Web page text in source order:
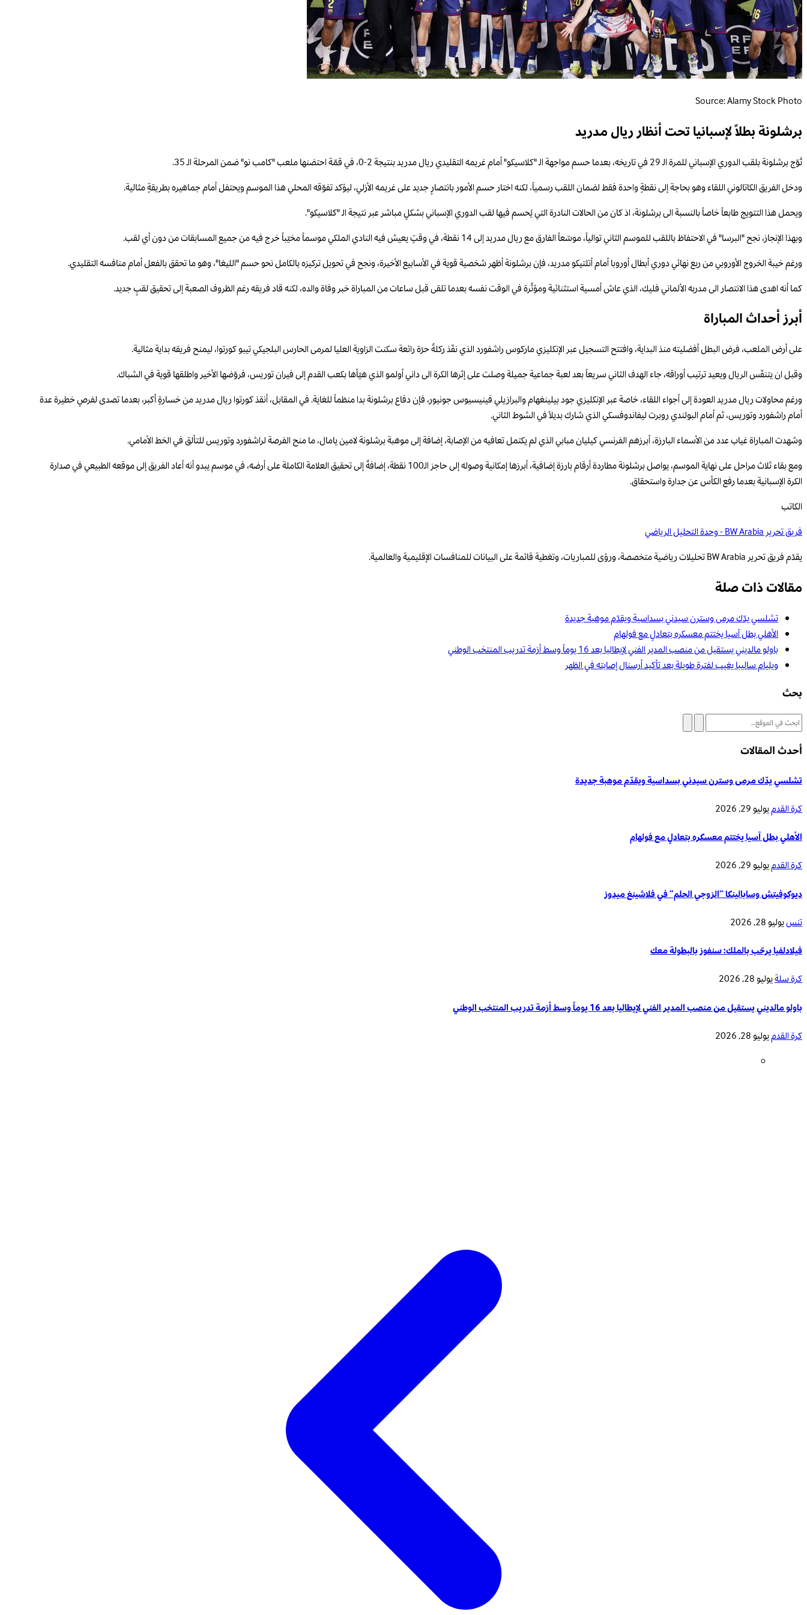
Source: Alamy Stock Photo
برشلونة بطلاً لإسبانيا تحت أنظار ريال مدريد
تُوّج برشلونة بلقب الدوري الإسباني للمرة الـ 29 في تاريخه، بعدما حسم مواجهة الـ "كلاسيكو" أمام غريمه التقليدي ريال مدريد بنتيجة 2-0، في قمّة احتضنها ملعب "كامب نو" ضمن المرحلة الـ 35.
ودخل الفريق الكاتالوني اللقاء وهو بحاجة إلى نقطةٍ واحدة فقط لضمان اللقب رسمياً، لكنه اختار حسم الأمور بانتصارٍ جديد على غريمه الأزلي، ليؤكد تفوّقه المحلي هذا الموسم ويحتفل أمام جماهيره بطريقةٍ مثالية.
ويحمل هذا التتويج طابعاً خاصاً بالنسبة الى برشلونة، اذ كان من الحالات النادرة التي يُحسم فيها لقب الدوري الإسباني بشكلٍ مباشر عبر نتيجة الـ "كلاسيكو".
وبهذا الإنجاز، نجح "البرسا" في الاحتفاظ باللقب للموسم الثاني توالياً، موسّعاً الفارق مع ريال مدريد إلى 14 نقطة، في وقتٍ يعيش فيه النادي الملكي موسماً مخيّباً خرج فيه من جميع المسابقات من دون أي لقب.
ورغم خيبة الخروج الأوروبي من ربع نهائي دوري أبطال أوروبا أمام أتلتيكو مدريد، فإن برشلونة أظهر شخصية قوية في الأسابيع الأخيرة، ونجح في تحويل تركيزه بالكامل نحو حسم "الليغا"، وهو ما تحقق بالفعل أمام منافسه التقليدي.
كما أنه اهدى هذا الانتصار الى مدربه الألماني فليك، الذي عاش أمسية استثنائية ومؤثّرة في الوقت نفسه بعدما تلقى قبل ساعات من المباراة خبر وفاة والده، لكنه قاد فريقه رغم الظروف الصعبة إلى تحقيق لقبٍ جديد.
أبرز أحداث المباراة
على أرض الملعب، فرض البطل أفضليته منذ البداية، وافتتح التسجيل عبر الإنكليزي ماركوس راشفورد الذي نفّذ ركلةً حرّة رائعة سكنت الزاوية العليا لمرمى الحارس البلجيكي تيبو كورتوا، ليمنح فريقه بداية مثالية.
وقبل ان يتنفّس الريال ويعيد ترتيب أوراقه، جاء الهدف الثاني سريعاً بعد لعبة جماعية جميلة وصلت على إثرها الكرة الى داني أولمو الذي هيّأها بكعب القدم إلى فيران توريس، فروّضها الأخير واطلقها قوية في الشباك.
ورغم محاولات ريال مدريد العودة إلى أجواء اللقاء، خاصة عبر الإنكليزي جود بيلينغهام والبرازيلي فينيسيوس جونيور، فإن دفاع برشلونة بدا منظماً للغاية. في المقابل، أنقذ كورتوا ريال مدريد من خسارةٍ أكبر، بعدما تصدى لفرصٍ خطيرة عدة
أمام راشفورد وتوريس، ثم أمام البولندي روبرت ليفاندوفسكي الذي شارك بديلاً في الشوط الثاني.
وشهدت المباراة غياب عدد من الأسماء البارزة، أبرزهم الفرنسي كيليان مبابي الذي لم يكتمل تعافيه من الإصابة، إضافة إلى موهبة برشلونة لامين يامال، ما منح الفرصة لراشفورد وتوريس للتألق في الخط الأمامي.
ومع بقاء ثلاث مراحل على نهاية الموسم، يواصل برشلونة مطاردة أرقام بارزة إضافية، أبرزها إمكانية وصوله إلى حاجز الـ100 نقطة، إضافةً إلى تحقيق العلامة الكاملة على أرضه، في موسم يبدو أنه أعاد الفريق إلى موقعه الطبيعي في صدارة
الكرة الإسبانية بعدما رفع الكأس عن جدارة واستحقاق.
الكاتب
فريق تحرير BW Arabia - وحدة التحليل الرياضي
يقدّم فريق تحرير BW Arabia تحليلات رياضية متخصصة، ورؤى للمباريات، وتغطية قائمة على البيانات للمنافسات الإقليمية والعالمية.
مقالات ذات صلة
تشلسي يدّك مرمى وسترن سيدني بسداسية ويقدّم موهبة جديدة
الأهلي بطل آسيا يختتم معسكره بتعادلٍ مع فولهام
باولو مالديني يستقيل من منصب المدير الفني لإيطاليا بعد 16 يوماً وسط أزمة تدريب المنتخب الوطني
ويليام ساليبا يغيب لفترة طويلة بعد تأكيد أرسنال إصابته في الظهر
بحث
أحدث المقالات
تشلسي يدّك مرمى وسترن سيدني بسداسية ويقدّم موهبة جديدة
كرة القدميوليو 29, 2026
الأهلي بطل آسيا يختتم معسكره بتعادلٍ مع فولهام
كرة القدميوليو 29, 2026
ديوكوفيتش وسابالينكا “الزوجي الحلم” في فلاشينغ ميدوز
تنسيوليو 28, 2026
فيلادلفيا يرحّب بالملك: سنفوز بالبطولة معك
كرة سلةيوليو 28, 2026
باولو مالديني يستقيل من منصب المدير الفني لإيطاليا بعد 16 يوماً وسط أزمة تدريب المنتخب الوطني
كرة القدميوليو 28, 2026